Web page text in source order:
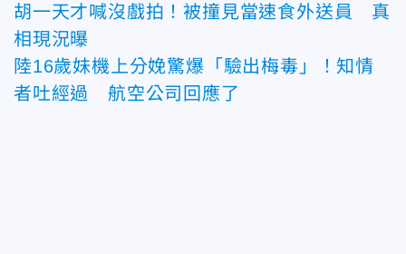
胡一天才喊沒戲拍！被撞見當速食外送員 真
相現況曝
陸16歲妹機上分娩驚爆「驗出梅毒」！知情
者吐經過 航空公司回應了